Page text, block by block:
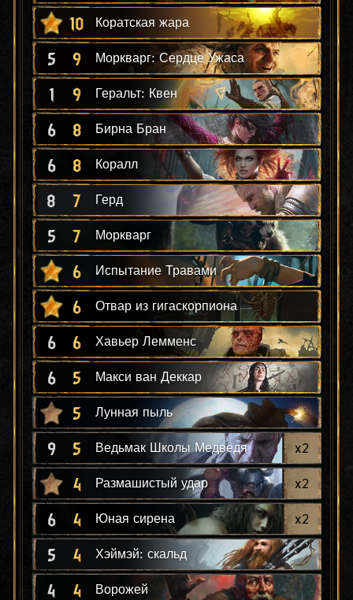
10 Коратская жара
5 9 Моркварг: Сердце Ужаса
1 9 Геральт: Квен
6 8 Бирна Бран
6 8 Коралл
8 7 Герд
5 7 Моркварг
6 Испытание Травами
6 Отвар из гигаскорпиона
6 6 Хавьер Лемменс
6 5 Макси ван Деккар
5 Лунная пыль
9 5 Ведьмак Школы Медведя x2
4 Размашистый удар x2
6 4 Юная сирена x2
5 4 Хэймэй: скальд
4 4 Ворожей